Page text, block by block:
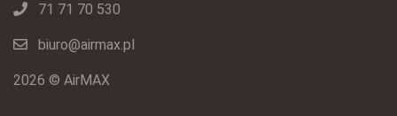
71 71 70 530
biuro@airmax.pl
2026 © AirMAX